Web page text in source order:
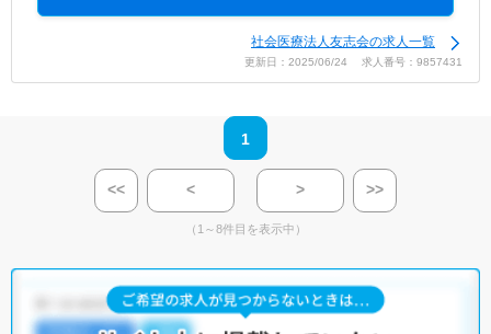
社会医療法人友志会の求人一覧
更新日：2025/06/24 求人番号：9857431
1
<< < > >>
（1～8件目を表示中）